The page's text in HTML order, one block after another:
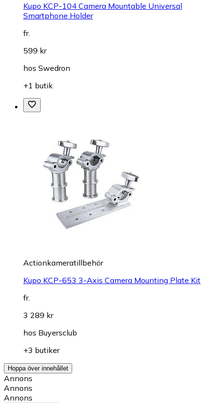
Kupo KCP-104 Camera Mountable Universal
Smartphone Holder
fr.
599 kr
hos Swedron
+1 butik
Actionkameratillbehör
Kupo KCP-653 3-Axis Camera Mounting Plate Kit
fr.
3 289 kr
hos Buyersclub
+3 butiker
Hoppa över innehållet
Annons
Annons
Annons